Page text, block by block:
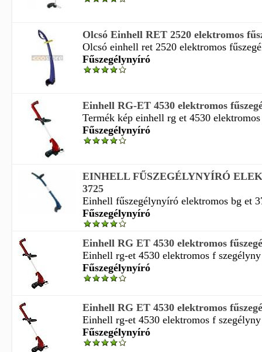
Olcsó Einhell RET 2520 elektromos
Olcsó einhell ret 2520 elektromos
Fűszegélynyíró
Einhell RG-ET 4530 elektromos
Termék kép einhell rg et 4530
Fűszegélynyíró
EINHELL FŰSZEGÉLYNYÍRÓ
3725
Einhell fűszegélynyíró elektromos bg et
Fűszegélynyíró
Einhell RG ET 4530 elektromos
Einhell rg-et 4530 elektromos f
Fűszegélynyíró
Einhell RG ET 4530 elektromos
Einhell rg-et 4530 elektromos f
Fűszegélynyíró